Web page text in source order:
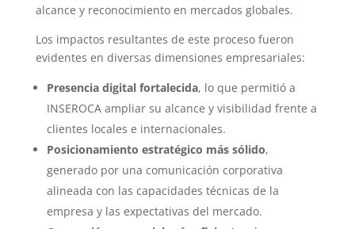
alcance y reconocimiento en mercados globales.
Los impactos resultantes de este proceso fueron
evidentes en diversas dimensiones empresariales:
Presencia digital fortalecida, lo que permitió a
INSEROCA ampliar su alcance y visibilidad frente a
clientes locales e internacionales.
Posicionamiento estratégico más sólido,
generado por una comunicación corporativa
alineada con las capacidades técnicas de la
empresa y las expectativas del mercado.